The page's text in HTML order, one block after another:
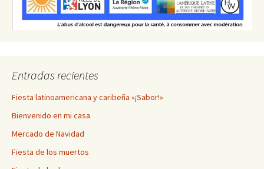
Entradas recientes
Fiesta latinoamericana y caribeña «¡Sabor!»
Bienvenido en mi casa
Mercado de Navidad
Fiesta de los muertos